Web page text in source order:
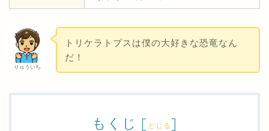
りゅういち
トリケラトプスは僕の大好きな恐竜なん
だ！
もくじ [ とじる]